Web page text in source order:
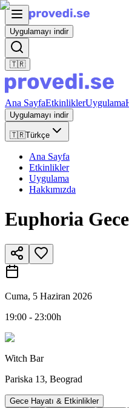
Uygulamayı indir
🇹🇷
Ana SayfaEtkinliklerUygulama
Uygulamayı indir
🇹🇷Türkçe
Ana Sayfa
Etkinlikler
Uygulama
Hakkımızda
Euphoria
Cuma, 5 Haziran 2026
19:00 - 23:00h
Witch Bar
Pariska 13, Beograd
Gece Hayatı & Etkinlikler